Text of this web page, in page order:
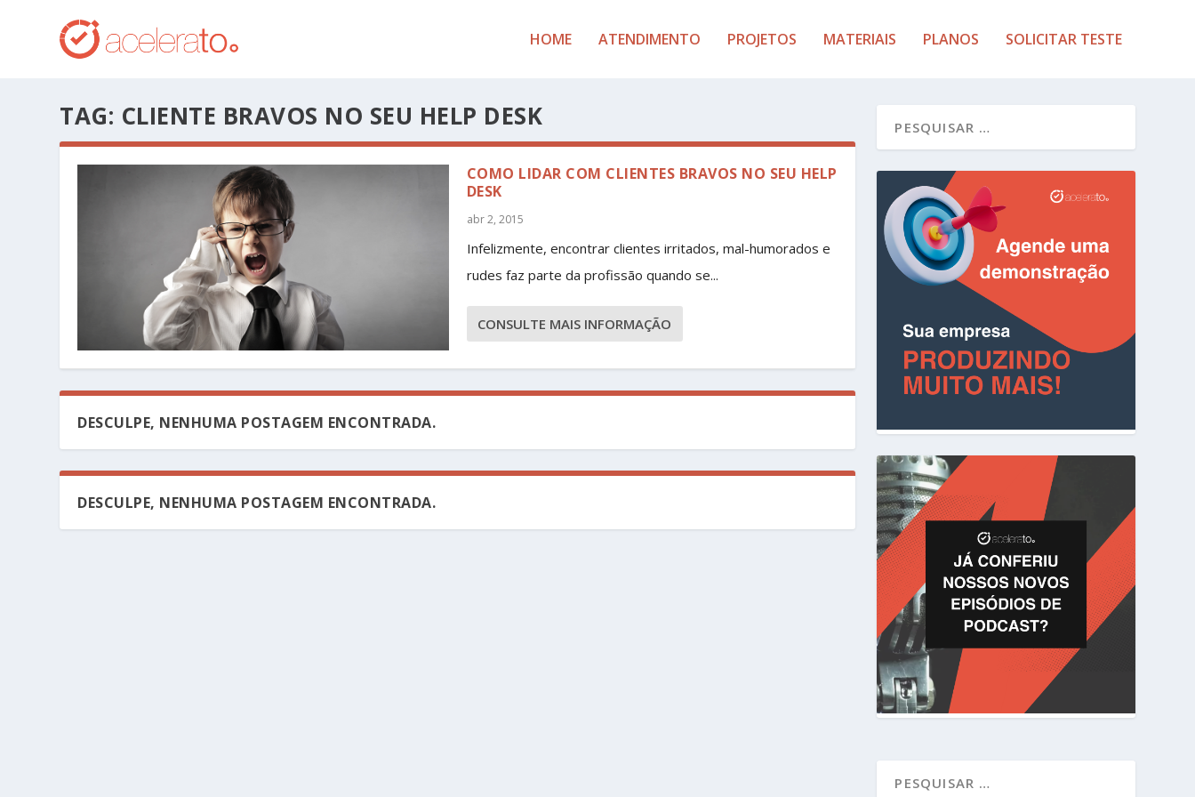
HOME ATENDIMENTO PROJETOS MATERIAIS PLANOS SOLICITAR TESTE
TAG: CLIENTE BRAVOS NO SEU HELP DESK
COMO LIDAR COM CLIENTES BRAVOS NO SEU HELP
DESK
abr 2, 2015
Infelizmente, encontrar clientes irritados, mal-humorados e
rudes faz parte da profissão quando se...
CONSULTE MAIS INFORMAÇÃO
DESCULPE, NENHUMA POSTAGEM ENCONTRADA.
DESCULPE, NENHUMA POSTAGEM ENCONTRADA.